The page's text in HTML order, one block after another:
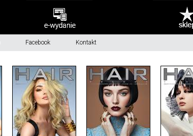
Facebook Kontakt